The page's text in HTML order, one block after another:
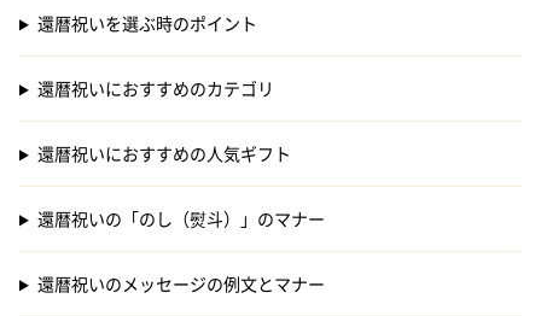
還暦祝いを選ぶ時のポイント
還暦祝いにおすすめのカテゴリ
還暦祝いにおすすめの人気ギフト
還暦祝いの「のし（熨斗）」のマナー
還暦祝いのメッセージの例文とマナー